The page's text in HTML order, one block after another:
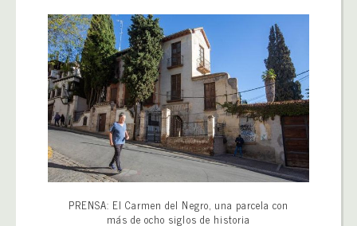
PRENSA: El Carmen del Negro, una parcela con
más de ocho siglos de historia